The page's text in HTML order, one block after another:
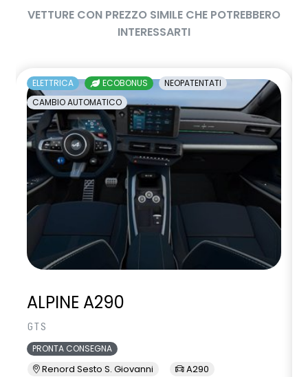
VETTURE CON PREZZO SIMILE CHE POTREBBERO
INTERESSARTI
ELETTRICA ECOBONUS
NEOPATENTATI
CAMBIO AUTOMATICO
ALPINE A290
GTS
PRONTA CONSEGNA
Renord Sesto S. Giovanni A290